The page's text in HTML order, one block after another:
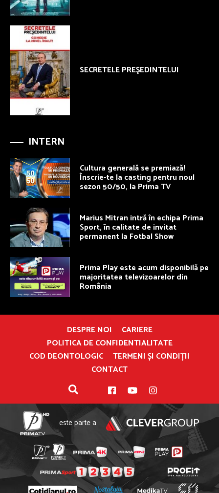
SECRETELE PREŞEDINTELUI
INTERN
Cultura generală se premiază!
Înscrie-te la casting pentru noul
sezon 50/50, la Prima TV
Marius Mitran intră în echipa Prima
Sport, în calitate de invitat
permanent la Fotbal Show
Prima Play este acum disponibilă pe
majoritatea televizoarelor din
România
DESPRE NOI
CARIERE
POLITICA DE CONFIDENTIALITATE
COD DEONTOLOGIC
TERMENI ȘI CONDIȚII
CONTACT
este parte a